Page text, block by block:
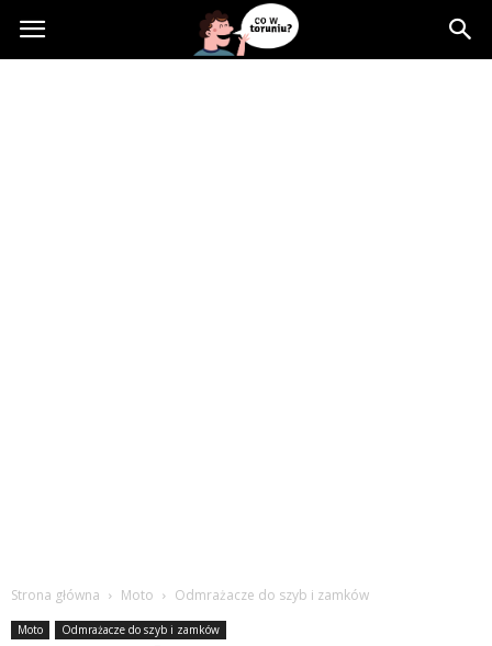
Cowtoruniu.pl
Strona główna Moto Odmrażacze do szyb i zamków
Moto Odmrażacze do szyb i zamków